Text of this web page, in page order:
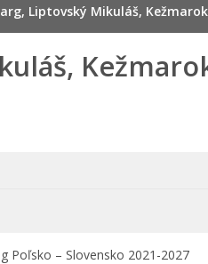
Liptovský Mikuláš,
Poľsko – Slovensko 2021-2027